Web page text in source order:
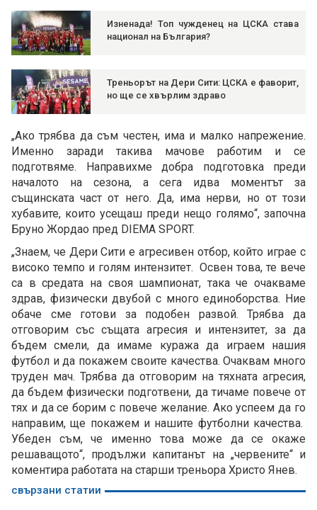
Изненада! Топ чужденец на ЦСКА става
национал на България?
Треньорът на Дери Сити: ЦСКА е фаворит,
но ще се хвърлим здраво
„Ако трябва да съм честен, има и малко напрежение.
Именно заради такива мачове работим и се
подготвяме. Направихме добра подготовка преди
началото на сезона, а сега идва моментът за
същинската част от него. Да, има нерви, но от този
хубавите, които усещаш преди нещо голямо“, започна
Бруно Жордао пред DIEMA SPORT.
„Знаем, че Дери Сити е агресивен отбор, който играе с
високо темпо и голям интензитет. Освен това, те вече
са в средата на своя шампионат, така че очакваме
здрав, физически двубой с много единоборства. Ние
обаче сме готови за подобен развой. Трябва да
отговорим със същата агресия и интензитет, за да
бъдем смели, да имаме куража да играем нашия
футбол и да покажем своите качества. Очаквам много
труден мач. Трябва да отговорим на тяхната агресия,
да бъдем физически подготвени, да тичаме повече от
тях и да се борим с повече желание. Ако успеем да го
направим, ще покажем и нашите футболни качества.
Убеден съм, че именно това може да се окаже
решаващото“, продължи капитанът на „червените“ и
коментира работата на старши треньора Христо Янев.
свързани статии